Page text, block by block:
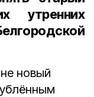
утренних
новый